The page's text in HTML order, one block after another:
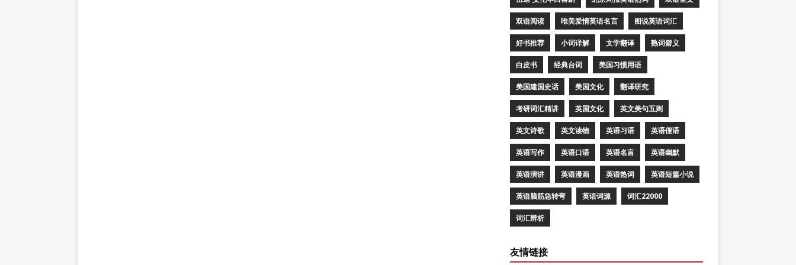
双语阅读 唯美爱情英语名言 图说英语词汇
好书推荐 小词详解 文学翻译 熟词僻义
白皮书 经典台词 美国习惯用语
美国建国史话 美国文化 翻译研究
考研词汇精讲 英国文化 英文美句五则
英文诗歌 英文读物 英语习语 英语俚语
英语写作 英语口语 英语名言 英语幽默
英语演讲 英语漫画 英语热词 英语短篇小说
英语脑筋急转弯 英语词源 词汇22000
词汇辨析
友情链接